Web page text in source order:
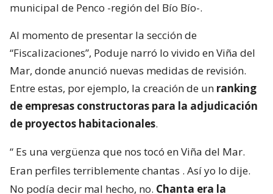
municipal de Penco -región del Bío Bío-.
Al momento de presentar la sección de
“Fiscalizaciones”, Poduje narró lo vivido en Viña del
Mar, donde anunció nuevas medidas de revisión.
Entre estas, por ejemplo, la creación de un ranking
de empresas constructoras para la adjudicación
de proyectos habitacionales.
“ Es una vergüenza que nos tocó en Viña del Mar.
Eran perfiles terriblemente chantas . Así yo lo dije.
No podía decir mal hecho, no. Chanta era la